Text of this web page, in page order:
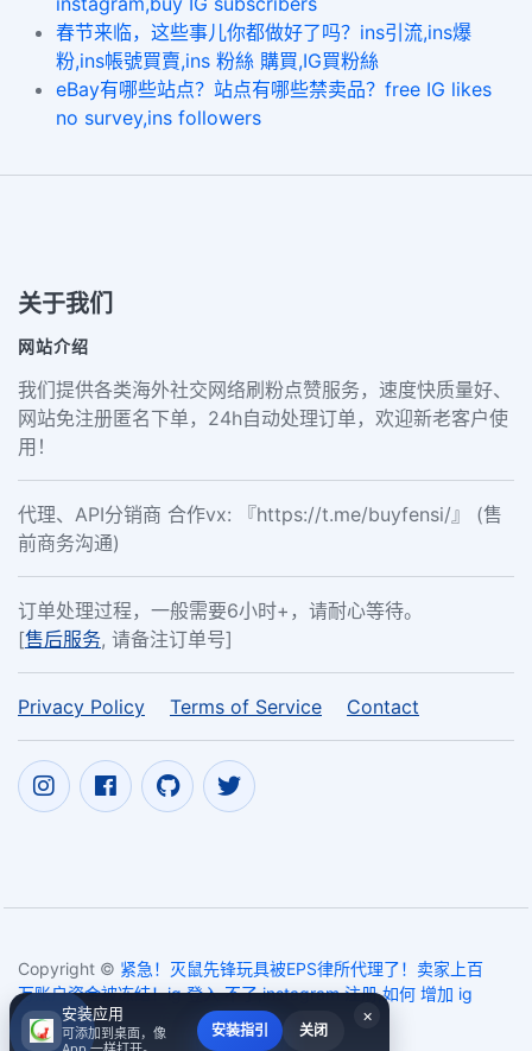
春节来临，这些事儿你都做好了吗？ins引流,ins爆
粉,ins帳號買賣,ins 粉絲 購買,IG買粉絲
eBay有哪些站点？站点有哪些禁卖品？free IG likes
no survey,ins followers
关于我们
网站介绍
我们提供各类海外社交网络刷粉点赞服务，速度快质量好、
网站免注册匿名下单，24h自动处理订单，欢迎新老客户使
用！
代理、API分销商 合作vx: 『https://t.me/buyfensi/』 (售
前商务沟通)
订单处理过程，一般需要6小时+，请耐心等待。
[售后服务, 请备注订单号]
Privacy Policy Terms of Service Contact
Copyright © 紧急！灭鼠先锋玩具被EPS律所代理了！卖家上百
万账户资金被冻结！ig 登入 不了,instagram 注册,如何 增加 ig
follower2017~2026 ×
安装应用
可添加到桌面，像
安装指引 关闭